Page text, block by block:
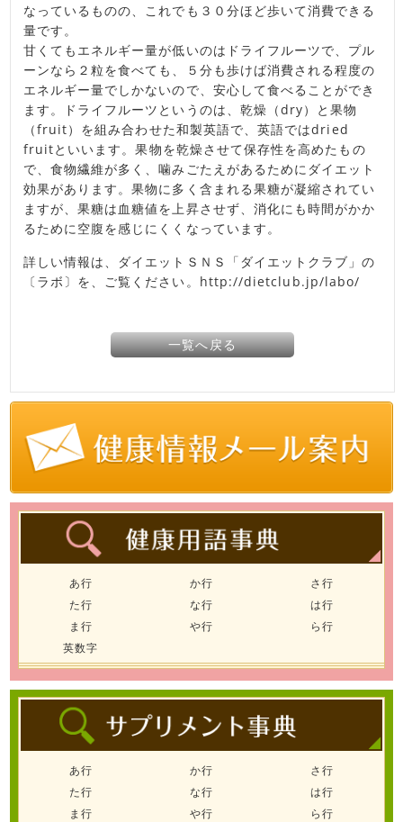
なっているものの、これでも３０分ほど歩いて消費できる
量です。
甘くてもエネルギー量が低いのはドライフルーツで、プル
ーンなら２粒を食べても、５分も歩けば消費される程度の
エネルギー量でしかないので、安心して食べることができ
ます。ドライフルーツというのは、乾燥（dry）と果物
（fruit）を組み合わせた和製英語で、英語ではdried
fruitといいます。果物を乾燥させて保存性を高めたもの
で、食物繊維が多く、噛みごたえがあるためにダイエット
効果があります。果物に多く含まれる果糖が凝縮されてい
ますが、果糖は血糖値を上昇させず、消化にも時間がかか
るために空腹を感じにくくなっています。
詳しい情報は、ダイエットＳＮＳ「ダイエットクラブ」の
〔ラボ〕を、ご覧ください。 http://dietclub.jp/labo/
一覧へ戻る
あ行 か行
さ行
た行
な行
は行
ま行
や行
ら行
英数字
あ行 か行
さ行
た行
な行
は行
ま行
や行
ら行